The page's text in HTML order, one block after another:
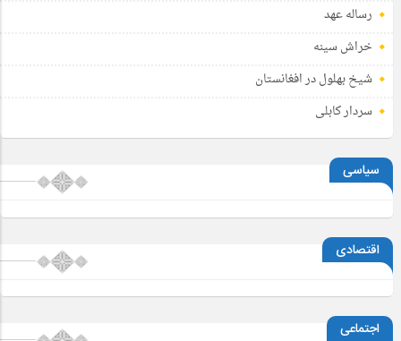
رساله عهد
خراش سینه
شیخ بهلول در افغانستان
سردار کابلی
سیاسی
اقتصادی
اجتماعی